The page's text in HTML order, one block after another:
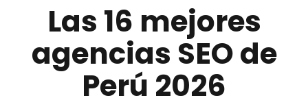
Las 16 mejores
agencias SEO de
Perú 2026